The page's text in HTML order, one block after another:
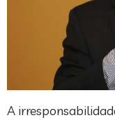
A